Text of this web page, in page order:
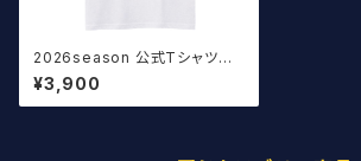
2026season 公式Tシャツ T
ype:A 白
¥3,900